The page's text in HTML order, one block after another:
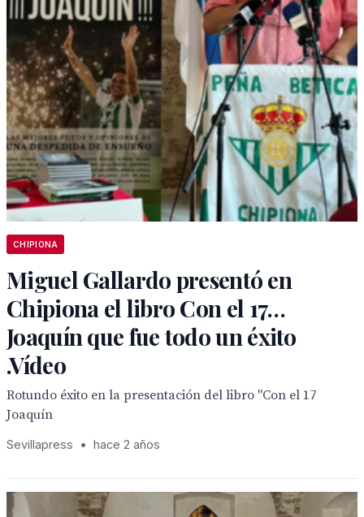
CHIPIONA
Miguel Gallardo presentó en
Chipiona el libro Con el 17…
Joaquín que fue todo un éxito
.Vídeo
Rotundo éxito en la presentación del libro "Con el 17
Joaquín
Sevillapress • hace 2 años